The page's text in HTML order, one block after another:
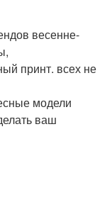
весенне-
принт. всех не
модели
ваш